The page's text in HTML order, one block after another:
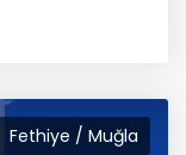
Fethiye / Muğla